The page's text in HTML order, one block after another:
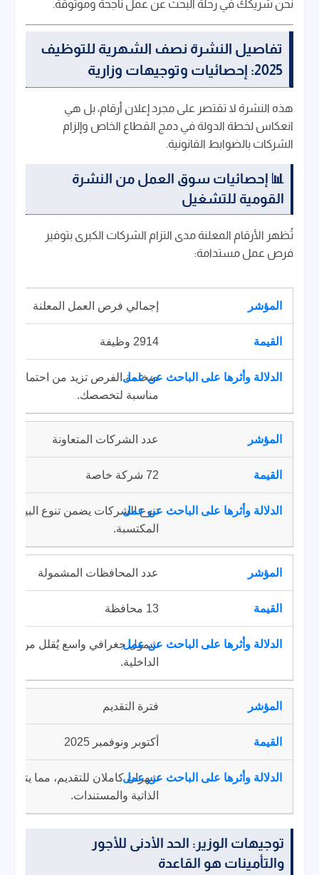
نحن شريكك في رحلة البحث عن عمل ناجحة وموثوقة.
تفاصيل النشرة نصف الشهرية للتوظيف
2025: إحصائيات وتوجيهات وزارية
هذه النشرة لا تقتصر على مجرد إعلان أرقام، بل هي
انعكاس لخطة الدولة في دمج القطاع الخاص وإلزام
الشركات بالضوابط القانونية.
📊 إحصائيات سوق العمل من النشرة
القومية للتشغيل
تُظهر الأرقام المعلنة مدى التزام الشركات الكبرى بتوفير
فرص عمل مستدامة:
إجمالي فرص العمل المعلنة
2914 وظيفة
ضخامة الفرص تزيد من احتمالية
مناسبة لتخصصك.
عدد الشركات المتعاونة
72 شركة خاصة
تنوع الشركات يضمن تنوع البيئات
المكتسبة.
عدد المحافظات المشمولة
13 محافظة
شمول جغرافي واسع يُقلل من
الداخلية.
فترة التقديم
أكتوبر ونوفمبر 2025
شهران كاملان للتقديم، مما يتيح
الذاتية والمستندات.
توجيهات الوزير: الحد الأدنى للأجور
والتأمينات هو القاعدة